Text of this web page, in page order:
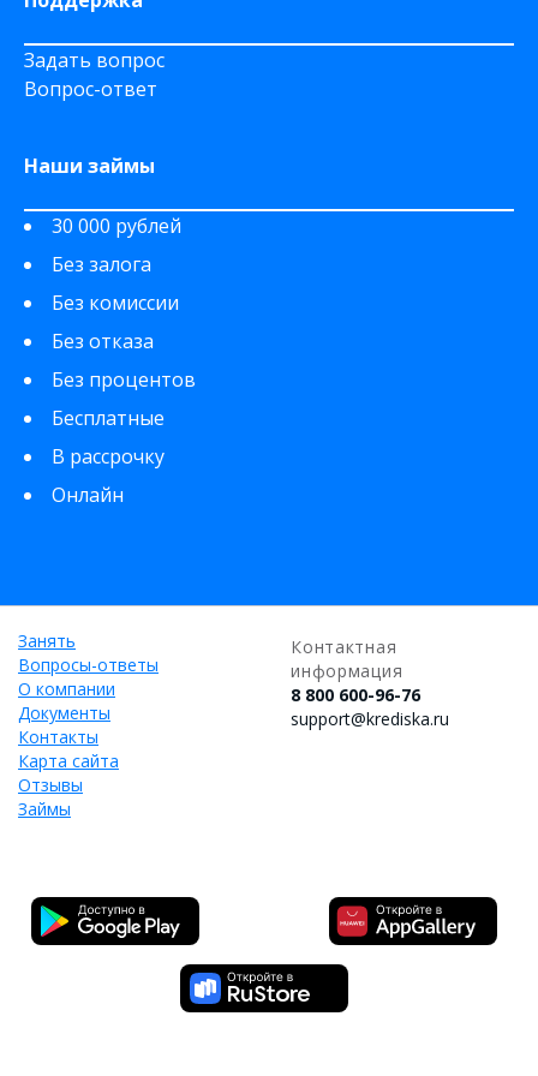
Задать вопрос
Вопрос-ответ
Наши займы
30 000 рублей
Без залога
Без комиссии
Без отказа
Без процентов
Бесплатные
В рассрочку
Онлайн
Занять
Вопросы-ответы
О компании
Документы
Контакты
Карта сайта
Отзывы
Займы
Контактная
информация
8 800 600-96-76
support@krediska.ru